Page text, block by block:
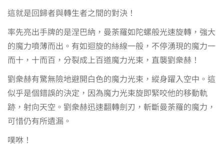
這就是回歸者與轉生者之間的對決！
率先亮出手牌的是涅巴納，曼荼羅如陀螺般光速旋轉，強大
的魔力噴薄而出。有如迴旋的絲線一般，不停湧現的魔力一
而十，十而百，分裂成上百道魔力光束，直襲劉衆赫！
劉衆赫有驚無險地避開白色的魔力光束，縱身躍入空中。這
似乎是個錯誤的決定，因為魔力光束旋即緊咬他的移動軌
跡，射向天空。劉衆赫迅速翻轉劍刃，斬斷曼荼羅的魔力，
可惜仍有所遺漏。
噗咻！